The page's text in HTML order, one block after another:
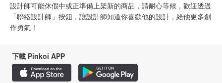
設計師可能休假中或正準備上架新的商品，請耐心等候，歡迎透過
「聯絡設計師」按鈕，讓設計師知道你喜歡他的設計，給他更多創
作勇氣！
下載 Pinkoi APP